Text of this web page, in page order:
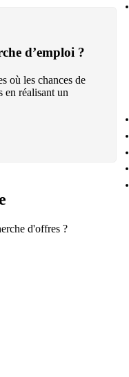
d’emploi ?
où les chances de
en réalisant un
d'offres ?